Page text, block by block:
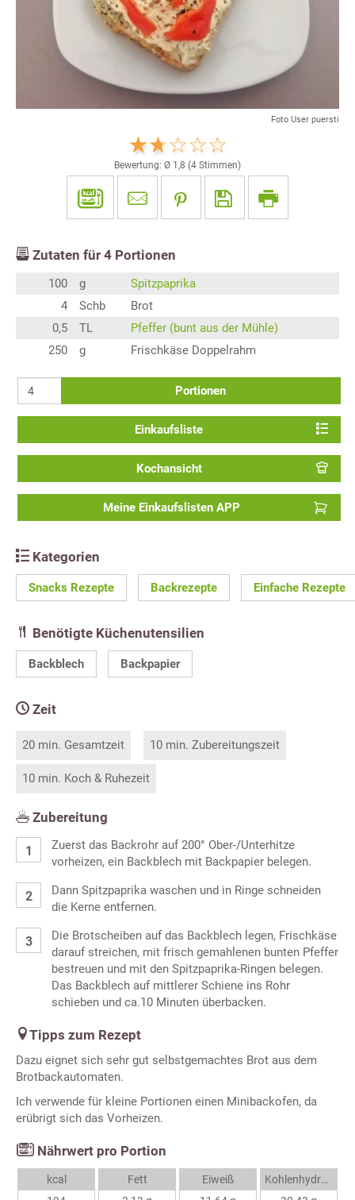
Foto User puersti
Bewertung: Ø 1,8 (4 Stimmen)
Zutaten für 4 Portionen
100 g
Spitzpaprika
4
Schb
Brot
0,5
TL
Pfeffer (bunt aus der Mühle)
250
g Frischkäse Doppelrahm
Portionen
Einkaufsliste
Kochansicht
Meine Einkaufslisten APP
Kategorien
Snacks Rezepte Backrezepte Einfache Rezepte
Benötigte Küchenutensilien
Backblech Backpapier
Zeit
20 min. Gesamtzeit 10 min. Zubereitungszeit
10 min. Koch & Ruhezeit
Zubereitung
Zuerst das Backrohr auf 200° Ober-/Unterhitze
vorheizen, ein Backblech mit Backpapier belegen.
Dann Spitzpaprika waschen und in Ringe schneiden
die Kerne entfernen.
Die Brotscheiben auf das Backblech legen, Frischkäse
darauf streichen, mit frisch gemahlenen bunten Pfeffer
bestreuen und mit den Spitzpaprika-Ringen belegen.
Das Backblech auf mittlerer Schiene ins Rohr
schieben und ca.10 Minuten überbacken.
Tipps zum Rezept
Dazu eignet sich sehr gut selbstgemachtes Brot aus dem
Brotbackautomaten.
Ich verwende für kleine Portionen einen Minibackofen, da
erübrigt sich das Vorheizen.
Nährwert pro Portion
kcal
Fett
Eiweiß
Kohlenhydrate